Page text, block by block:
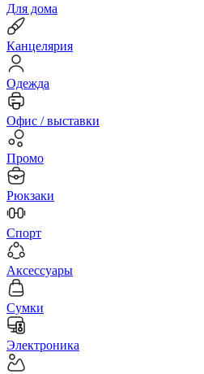
Для дома
Канцелярия
Одежда
Офис / выставки
Промо
Рюкзаки
Спорт
Аксессуары
Сумки
Электроника